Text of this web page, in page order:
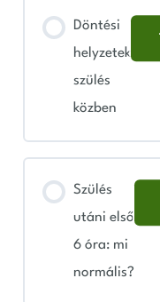
Döntési
helyzetek
szülés
közben
Szülés
utáni első
6 óra: mi
normális?